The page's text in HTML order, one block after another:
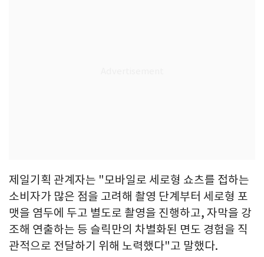
제일기획 관계자는 "모바일로 세로형 쇼츠를 접하는
소비자가 많은 점을 고려해 촬영 단계부터 세로형 포
맷을 염두에 두고 별도로 촬영을 진행하고, 자막을 강
조해 연출하는 등 슬릭만의 차별화된 면도 경험을 직
관적으로 전달하기 위해 노력했다"고 말했다.